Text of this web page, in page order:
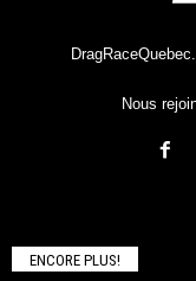
Nous
ENCORE PLUS!